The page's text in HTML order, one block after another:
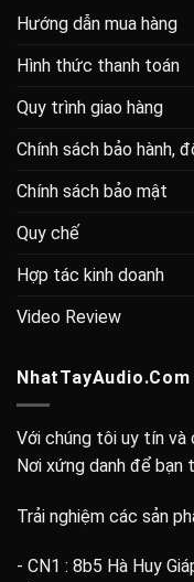
Hướng dẫn mua hàng
Hình thức thanh toán
Quy trình giao hàng
Chính sách bảo hành,
Chính sách bảo mật
Quy chế
Hợp tác kinh doanh
Video Review
NhatTayAudio.Com
Với chúng tôi uy tín và
Nơi xứng danh để bạn
Trải nghiệm các sản
- CN1 : 8b5 Hà Huy